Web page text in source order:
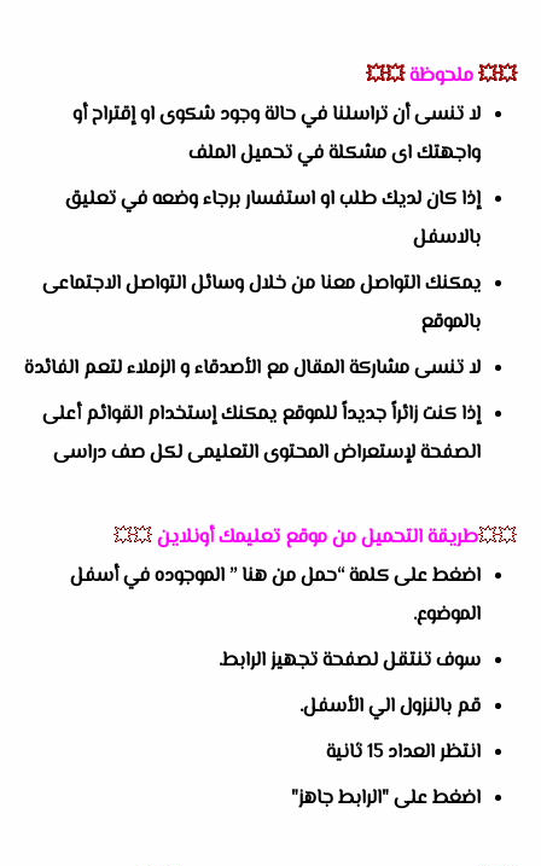
💥💥ملحوظة💥💥
لا تنسى أن تراسلنا في حالة وجود شكوى او إقتراح أو
واجهتك اى مشكلة في تحميل الملف
إذا كان لديك طلب او استفسار برجاء وضعه في تعليق
بالاسفل
يمكنك التواصل معنا من خلال وسائل التواصل الاجتماعى
بالموقع
لا تنسى مشاركة المقال مع الأصدقاء و الزملاء لتعم الفائدة
إذا كنت زائراً جديداً للموقع يمكنك إستخدام القوائم أعلى
الصفحة لإستعراض المحتوى التعليمى لكل صف دراسى
💥💥طريقة التحميل من موقع تعليمك أونلاين💥💥
اضغط على كلمة “حمل من هنا ” الموجوده في أسفل
الموضوع.
سوف تنتقل لصفحة تجهيز الرابط.
قم بالنزول الي الأسفل.
انتظر العداد 15 ثانية
اضغط على "الرابط جاهز"